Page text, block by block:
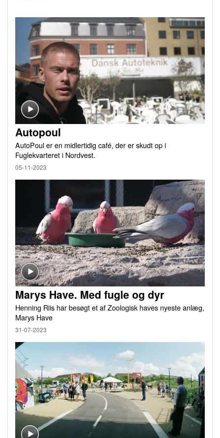
Autopoul
AutoPoul er en midlertidig café, der er skudt op i
Fuglekvarteret i Nordvest.
05-11-2023
Marys Have. Med fugle og dyr
Henning Riis har besøgt et af Zoologisk haves nyeste anlæg,
Marys Have
31-07-2023